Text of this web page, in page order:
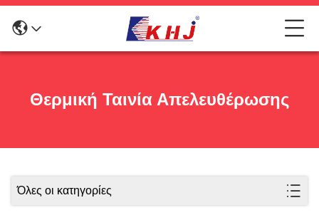
Θερμική Ταινία Απελευθέρωσης
Όλες οι κατηγορίες